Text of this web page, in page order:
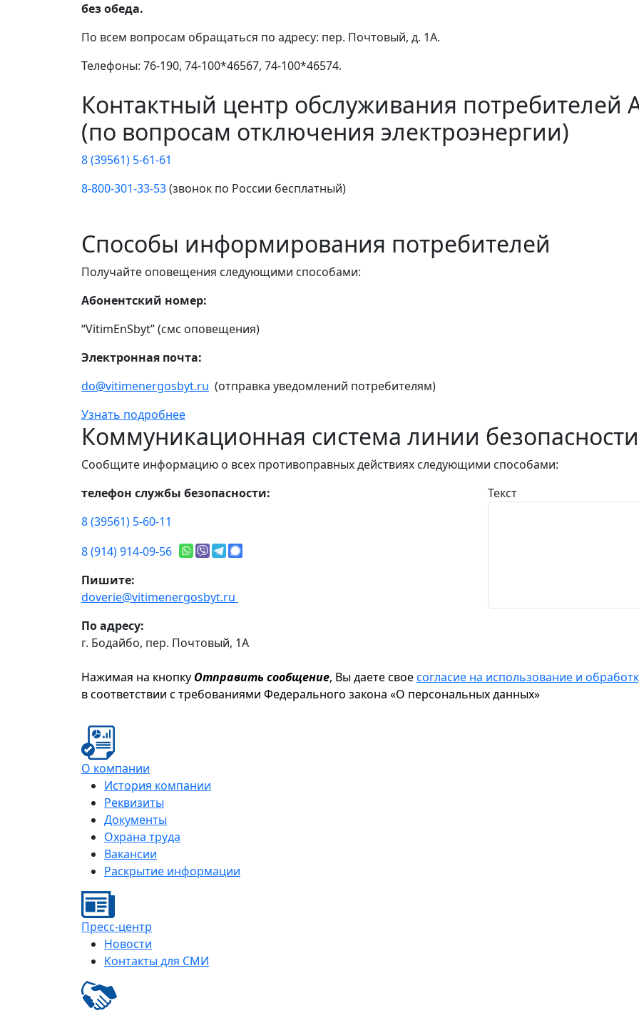
без обеда.
По всем вопросам обращаться по адресу: пер. Почтовый, д. 1А.
Телефоны: 76-190, 74-100*46567, 74-100*46574.
Контактный центр обслуживания потребителей
(по вопросам отключения электроэнергии)
8 (39561) 5-61-61
8-800-301-33-53(звонок по России бесплатный)
Способы информирования потребителей
Получайте оповещения следующими способами:
Абонентский номер:
“VitimEnSbyt” (смс оповещения)
Электронная почта:
do@vitimenergosbyt.ru (отправка уведомлений потребителям)
Узнать подробнее
Коммуникационная система линии безопасности
Сообщите информацию о всех противоправных действиях следующими способами:
телефон службы безопасности:
8 (39561) 5-60-11
8 (914) 914-09-56
Пишите:
doverie@vitimenergosbyt.ru
По адресу:
г. Бодайбо, пер. Почтовый, 1А
Текст
Нажимая на кнопку Отправить сообщение, Вы даете своесогласие на использование и
в соответствии с требованиями Федерального закона «О персональных данных»
О компании
История компании
Реквизиты
Документы
Охрана труда
Вакансии
Раскрытие информации
Пресс-центр
Новости
Контакты для СМИ